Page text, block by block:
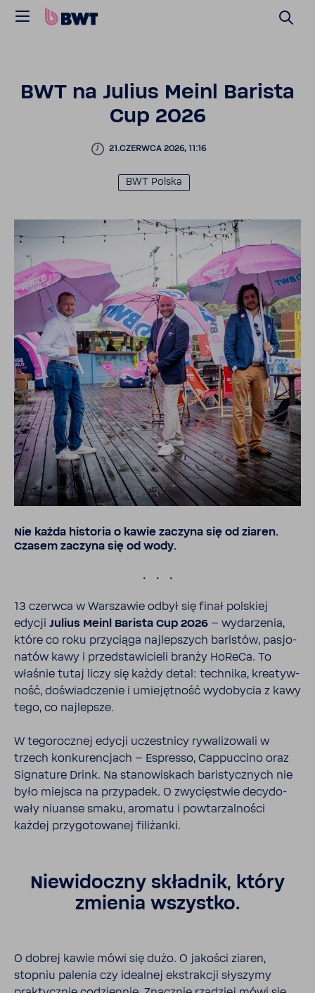
BWT na Julius Meinl Barista
Cup 2026
21.CZERWCA 2026, 11:16
BWT Polska
Nie każda historia o kawie zaczyna się od ziaren.
Czasem zaczyna się od wody.
.
13 czerwca w Warszawie odbył się finał polskiej
edycji Julius Meinl Barista Cup 2026 – wyda­rzenia,
które co roku przy­ciąga najlep­szych bari­stów, pasjo­
natów kawy i przed­sta­wi­cieli branży HoReCa. To
właśnie tutaj liczy się każdy detal: tech­nika, kreatyw­
ność, doświad­czenie i umie­jęt­ność wydo­bycia z kawy
tego, co najlepsze.
W tego­rocznej edycji uczest­nicy rywa­li­zo­wali w
trzech konku­ren­cjach – Espresso, Cappuc­cino oraz
Signa­ture Drink. Na stano­wi­skach bari­stycz­nych nie
było miejsca na przy­padek. O zwycię­stwie decy­do­
wały niuanse smaku, aromatu i powta­rzal­ności
każdej przy­go­to­wanej fili­żanki.
Niewi­doczny składnik, który
zmienia wszystko.
O dobrej kawie mówi się dużo. O jakości ziaren,
stopniu palenia czy idealnej ekstrakcji słyszymy